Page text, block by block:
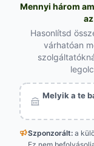
Mennyi három
Hasonlítsd
várhatóan
Melyik a te
Szponzorált: a
Ez nem